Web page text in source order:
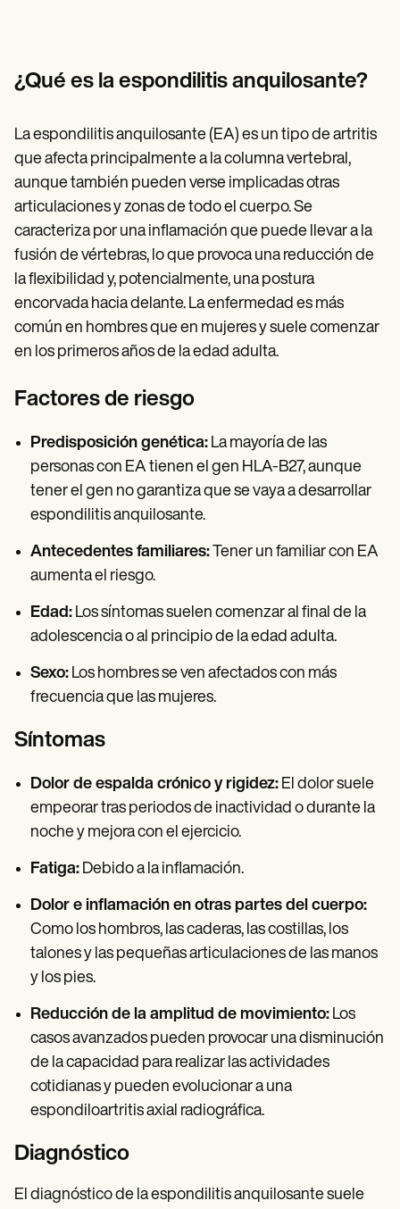
Webinars
Switch to Carepatron
Pricing
Why Carepatron?
Login
Get started
¿Qué es la espondilitis anquilosante?
La espondilitis anquilosante (EA) es un tipo de artritis
que afecta principalmente a la columna vertebral,
aunque también pueden verse implicadas otras
articulaciones y zonas de todo el cuerpo. Se
caracteriza por una inflamación que puede llevar a la
fusión de vértebras, lo que provoca una reducción de
la flexibilidad y, potencialmente, una postura
encorvada hacia delante. La enfermedad es más
común en hombres que en mujeres y suele comenzar
en los primeros años de la edad adulta.
Factores de riesgo
Predisposición genética: La mayoría de las
personas con EA tienen el gen HLA-B27, aunque
tener el gen no garantiza que se vaya a desarrollar
espondilitis anquilosante.
Antecedentes familiares:Tener un familiar con EA
aumenta el riesgo.
Edad: Los síntomas suelen comenzar al final de la
adolescencia o al principio de la edad adulta.
Sexo: Los hombres se ven afectados con más
frecuencia que las mujeres.
Síntomas
Dolor de espalda crónico y rigidez: El dolor suele
empeorar tras periodos de inactividad o durante la
noche y mejora con el ejercicio.
Fatiga: Debido a la inflamación.
Dolor e inflamación en otras partes del cuerpo:
Como los hombros, las caderas, las costillas, los
talones y las pequeñas articulaciones de las manos
y los pies.
Reducción de la amplitud de movimiento: Los
casos avanzados pueden provocar una disminución
de la capacidad para realizar las actividades
cotidianas y pueden evolucionar a una
espondiloartritis axial radiográfica.
Diagnóstico
El diagnóstico de la espondilitis anquilosante suele